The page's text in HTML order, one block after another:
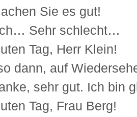
Sie es gut!
Sehr schlecht…
Tag, Herr Klein!
dann, auf
sehr gut. Ich bin
Tag, Frau Berg!